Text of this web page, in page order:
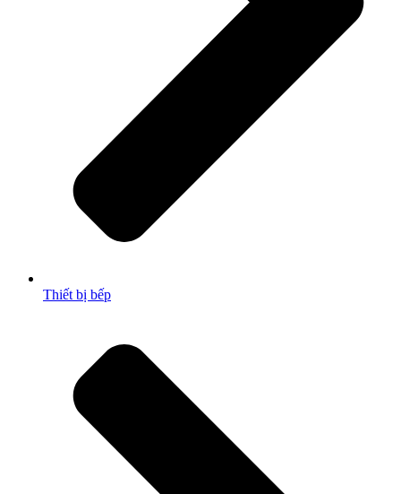
Thiết bị bếp